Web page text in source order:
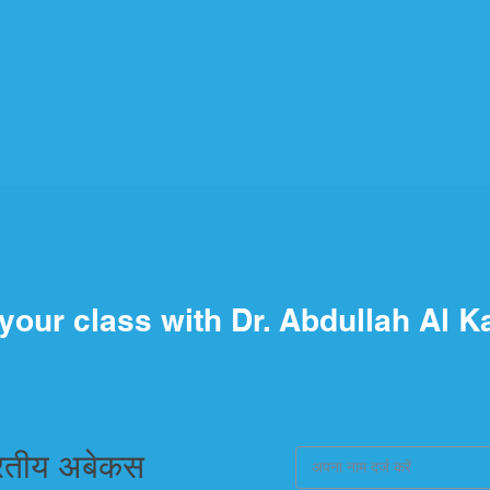
class with Dr. Abdullah Al
अबेकस